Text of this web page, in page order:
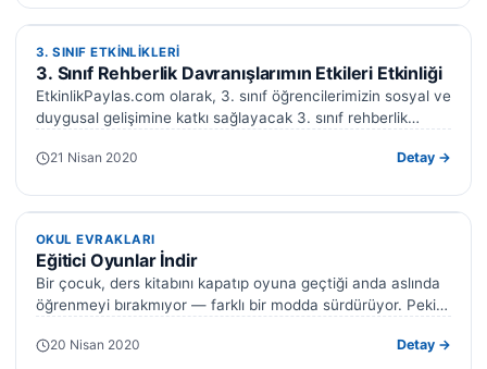
3. SINIF ETKINLIKLERI
3. SINIF ETKINLIKLERI
3. Sınıf Rehberlik Davranışlarımın Etkileri Etkinliği
EtkinlikPaylas.com olarak, 3. sınıf öğrencilerimizin sosyal ve
duygusal gelişimine katkı sağlayacak 3. sınıf rehberlik
‘Davranışlarımın Etkileri’.…
21 Nisan 2020 Detay →
OKUL EVRAKLARI
OKUL EVRAKLARI
Eğitici Oyunlar İndir
Bir çocuk, ders kitabını kapatıp oyuna geçtiği anda aslında
öğrenmeyi bırakmıyor — farklı bir modda sürdürüyor. Peki
20 Nisan 2020 Detay →